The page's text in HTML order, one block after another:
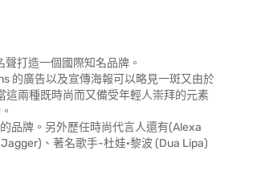
打造一個國際知名品牌。
的廣告以及宣傳海報可以略見一斑又由於
兩種既時尚而又備受年輕人崇拜的元素
品牌。另外歷任時尚代言人還有(Alexa
、著名歌手-杜娃·黎波 (Dua Lipa)